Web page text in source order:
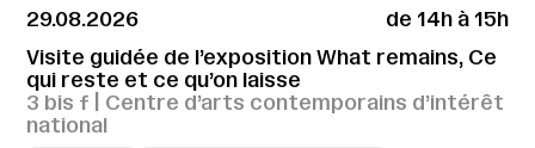
29.08.2026
de 14h à 15h
Visite guidée de l’exposition What remains, Ce
qui reste et ce qu’on laisse
3 bis f | Centre d’arts contemporains d’intérêt
national